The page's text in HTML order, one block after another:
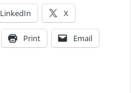
LinkedIn X
Print Email